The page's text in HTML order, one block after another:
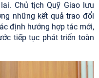
Chủ tịch Quỹ Giao lưu
những kết quả trao đổi
định hướng hợp tác mới,
tiếp tục phát triển toàn